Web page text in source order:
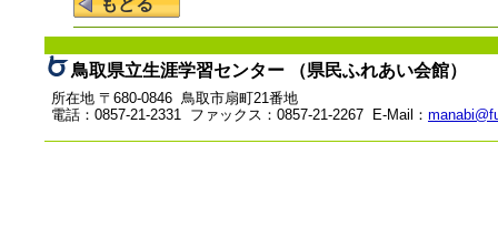
鳥取県立生涯学習センター （県民ふれあい会館）
所在地 〒680-0846 鳥取市扇町21番地
電話：0857-21-2331 ファックス：0857-21-2267 E-Mail：